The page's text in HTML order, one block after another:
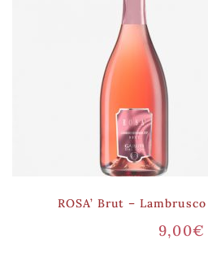
ROSA’ Brut –
9,00€